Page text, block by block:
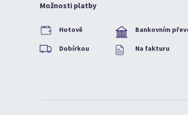
Možnosti platby
Hotově Bankovním
Dobírkou Na fakturu